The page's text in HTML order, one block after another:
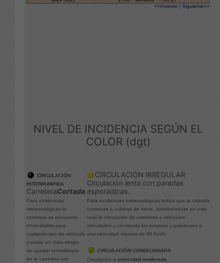
NIVEL DE INCIDENCIA SEGÚN EL
COLOR (dgt)
CIRCULACIÓN
INTERRUMPIDA
CarreteraCortada
Para incidencias
meteorológicas la
carretera se encuentra
intransitable para
cualquier tipo de vehículo
y existe un claro riesgo
de quedar inmovilizado
en la carretera por
CIRCULACIÓN IRREGULAR
Circulación lenta con paradas
esporádicas.
Para incidencias meteorológicas indica que la calzada
comienza a cubrirse de nieve, prohibiéndose en este
nivel la circulación de camiones y vehículos
articulados y circulando los turismos y autobuses a
una velocidad máxima de 60 Km/h.
CIRCULACIÓN CONDICIONADA
Circulación a velocidad moderada.